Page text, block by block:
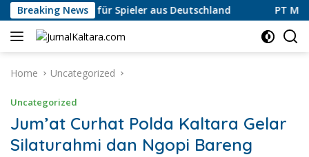
Skip
to
content
Breaking News
App — Review für Spieler aus Deutschland PT
Home Uncategorized
Uncategorized
Jum’at Curhat Polda Kaltara Gelar
Silaturahmi dan Ngopi Bareng